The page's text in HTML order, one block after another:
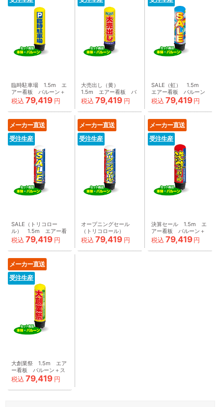
臨時駐車場 1.5m エ
アー看板 バルーン＋
スタンド
AR090001IN
税込 79,419 円
大売出し（黄）
1.5m エアー看板 バ
ルーン＋スタンド
AR090010IN
税込 79,419 円
SALE（虹） 1.5m
エアー看板 バルーン
＋スタンド
AR090011IN
税込 79,419 円
メーカー直送
受注生産
SALE（トリコロー
ル） 1.5m エアー看
板 バルーン＋スタン
ド AR090012IN
税込 79,419 円
メーカー直送
受注生産
オープニングセール
（トリコロール）
1.5m エアー看板 バ
ルーン＋スタンド
AR090013IN
税込 79,419 円
メーカー直送
受注生産
決算セール 1.5m エ
アー看板 バルーン＋
スタンド
AR090014IN
税込 79,419 円
メーカー直送
受注生産
大創業祭 1.5m エア
ー看板 バルーン＋ス
タンド
AR090015IN
税込 79,419 円